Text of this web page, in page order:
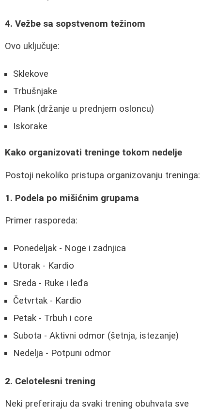
4. Vežbe sa sopstvenom težinom
Ovo uključuje:
Sklekove
Trbušnjake
Plank (držanje u prednjem osloncu)
Iskorake
Kako organizovati treninge tokom nedelje
Postoji nekoliko pristupa organizovanju treninga:
1. Podela po mišićnim grupama
Primer rasporeda:
Ponedeljak - Noge i zadnjica
Utorak - Kardio
Sreda - Ruke i leđa
Četvrtak - Kardio
Petak - Trbuh i core
Subota - Aktivni odmor (šetnja, istezanje)
Nedelja - Potpuni odmor
2. Celotelesni trening
Neki preferiraju da svaki trening obuhvata sve